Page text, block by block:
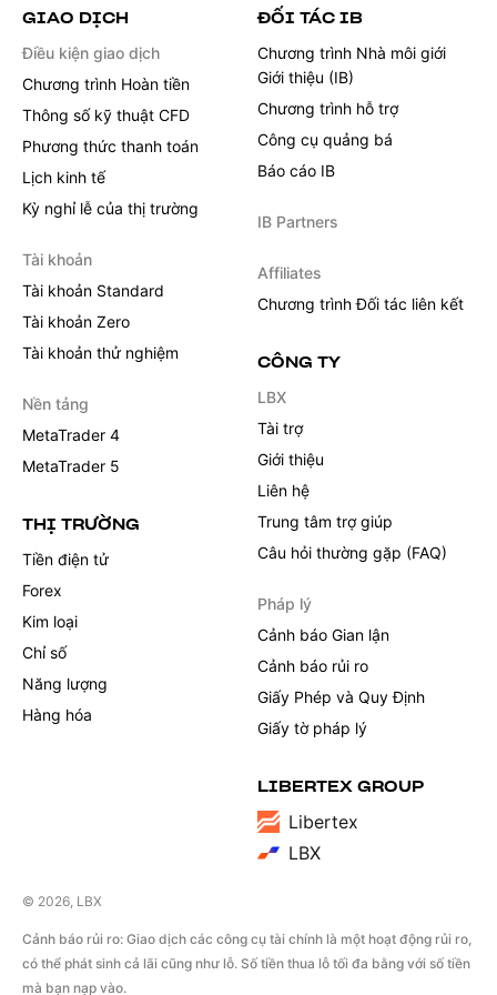
GIAO DỊCH
Điều kiện giao dịch
Chương trình Hoàn tiền
Thông số kỹ thuật CFD
Phương thức thanh toán
Lịch kinh tế
Kỳ nghỉ lễ của thị trường
Tài khoản
Tài khoản Standard
Tài khoản Zero
Tài khoản thử nghiệm
Nền tảng
MetaTrader 4
MetaTrader 5
THỊ TRƯỜNG
Tiền điện tử
Forex
Kim loại
Chỉ số
Năng lượng
Hàng hóa
ĐỐI TÁC IB
Chương trình Nhà môi giới
Giới thiệu (IB)
Chương trình hỗ trợ
Công cụ quảng bá
Báo cáo IB
IB Partners
Affiliates
Chương trình Đối tác liên kết
CÔNG TY
LBX
Tài trợ
Giới thiệu
Liên hệ
Trung tâm trợ giúp
Câu hỏi thường gặp (FAQ)
Pháp lý
Cảnh báo Gian lận
Cảnh báo rủi ro
Giấy Phép và Quy Định
Giấy tờ pháp lý
LIBERTEX GROUP
Libertex
LBX
© 2026, LBX
Cảnh báo rủi ro: Giao dịch các công cụ tài chính là một hoạt động rủi ro,
có thể phát sinh cả lãi cũng như lỗ. Số tiền thua lỗ tối đa bằng với số tiền
mà bạn nạp vào.